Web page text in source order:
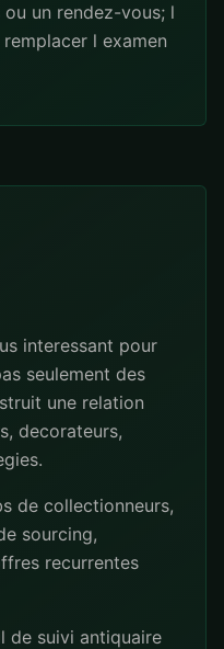
un rendez-vous; l
l examen
interessant pour
seulement des
une relation
decorateurs,
de collectionneurs,
sourcing,
recurrentes
de suivi antiquaire